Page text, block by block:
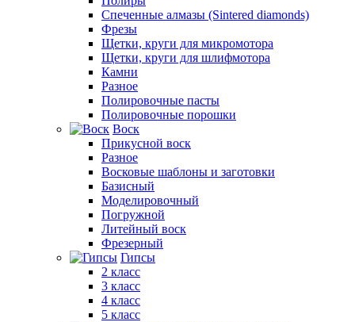
Спеченные алмазы (Sintered diamonds)
Фрезы
Щетки, круги для микромотора
Щетки, круги для шлифмотора
Камни
Разное
Полировочные пасты
Полировочные порошки
Воск
Прикусной воск
Разное
Восковые шаблоны и заготовки
Базисный
Моделировочный
Погружной
Литейный воск
Фрезерный
Гипсы
2 класс
3 класс
4 класс
5 класс